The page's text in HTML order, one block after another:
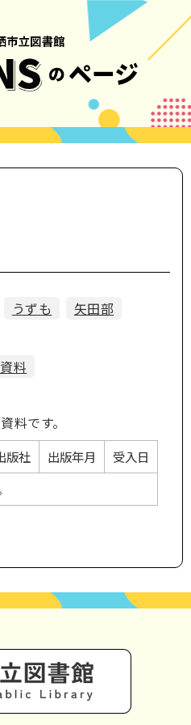
うずも
矢田部
料
料です。
版社 出版年月
受入日